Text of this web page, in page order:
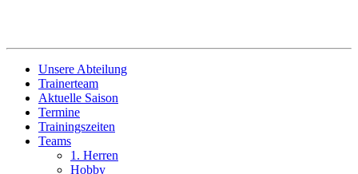
Unsere Abteilung
Trainerteam
Aktuelle Saison
Termine
Trainingszeiten
Teams
1. Herren
Hobby